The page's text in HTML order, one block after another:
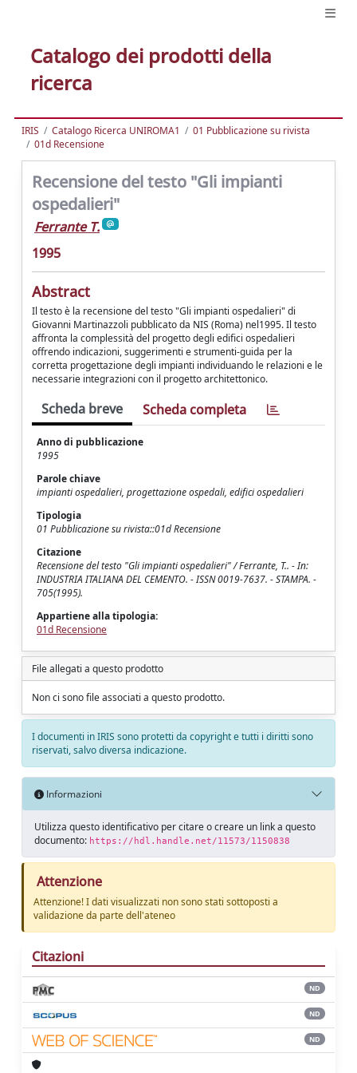
Catalogo dei prodotti della
ricerca
IRIS Catalogo Ricerca UNIROMA1
01 Pubblicazione su rivista
01d Recensione
Recensione del testo "Gli impianti
ospedalieri"
Ferrante T.
1995
Abstract
Il testo è la recensione del testo "Gli impianti ospedalieri" di
Giovanni Martinazzoli pubblicato da NIS (Roma) nel1995. Il testo
affronta la complessità del progetto degli edifici ospedalieri
offrendo indicazioni, suggerimenti e strumenti-guida per la
corretta progettazione degli impianti individuando le relazioni e le
necessarie integrazioni con il progetto architettonico.
Scheda breve Scheda completa
Anno di pubblicazione
1995
Parole chiave
impianti ospedalieri, progettazione ospedali, edifici ospedalieri
Tipologia
01 Pubblicazione su rivista::01d Recensione
Citazione
Recensione del testo "Gli impianti ospedalieri" / Ferrante, T.. - In:
INDUSTRIA ITALIANA DEL CEMENTO. - ISSN 0019-7637. - STAMPA. -
705(1995).
Appartiene alla tipologia:
01d Recensione
File allegati a questo prodotto
Non ci sono file associati a questo prodotto.
I documenti in IRIS sono protetti da copyright e tutti i diritti sono
riservati, salvo diversa indicazione.
Informazioni
Utilizza questo identificativo per citare o creare un link a questo
documento: https://hdl.handle.net/11573/1150838
Attenzione
Attenzione! I dati visualizzati non sono stati sottoposti a
validazione da parte dell'ateneo
Citazioni
ND
ND
ND